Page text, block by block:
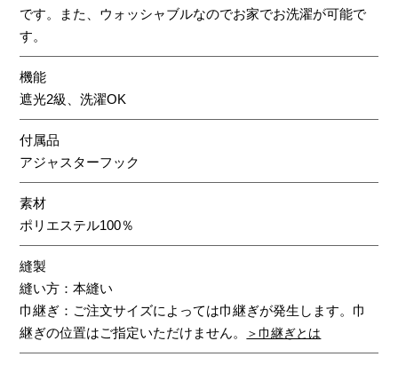
です。また、ウォッシャブルなのでお家でお洗濯が可能で
す。
機能
遮光2級、洗濯OK
付属品
アジャスターフック
素材
ポリエステル100％
縫製
縫い方：本縫い
巾継ぎ：ご注文サイズによっては巾継ぎが発生します。巾
継ぎの位置はご指定いただけません。
＞巾継ぎとは